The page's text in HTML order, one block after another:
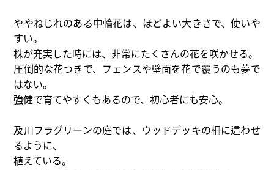
ややねじれのある中輪花は、ほどよい大きさで、使いや
すい。
株が充実した時には、非常にたくさんの花を咲かせる。
圧倒的な花つきで、フェンスや壁面を花で覆うのも夢で
はない。
強健で育てやすくもあるので、初心者にも安心。
及川フラグリーンの庭では、ウッドデッキの柵に這わせ
るように、
植えている。